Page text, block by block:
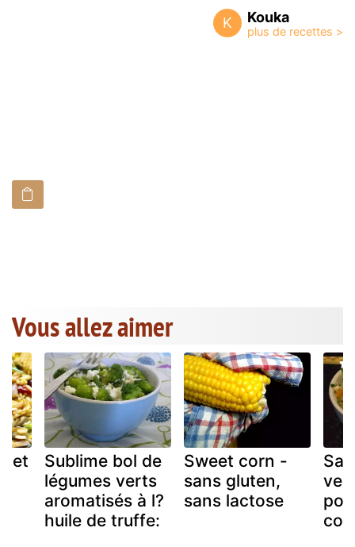
K Kouka
Vous allez aimer
et
Sublime bol de
légumes verts
aromatisés à l?
huile de truffe:
Sweet corn -
sans gluten,
sans lactose